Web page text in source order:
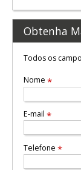
Obtenha
Todos os
Nome *
E-mail *
Telefone *